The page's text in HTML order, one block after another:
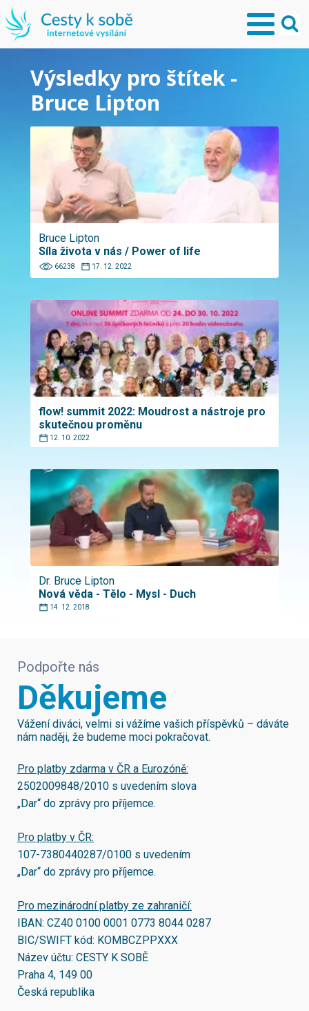
Výsledky pro štítek -
Bruce Lipton
Bruce Lipton
Síla života v nás / Power of life
66238 17. 12. 2022
flow! summit 2022: Moudrost a nástroje pro
skutečnou proměnu
12. 10. 2022
Dr. Bruce Lipton
Nová věda - Tělo - Mysl - Duch
14. 12. 2018
Podpořte nás
Děkujeme
Vážení diváci, velmi si vážíme vašich příspěvků – dáváte
nám naději, že budeme moci pokračovat.
Pro platby zdarma v ČR a Eurozóně:
2502009848/2010 s uvedením slova
„Dar“ do zprávy pro příjemce.
Pro platby v ČR:
107-7380440287/0100 s uvedením
„Dar“ do zprávy pro příjemce.
Pro mezinárodní platby ze zahraničí:
IBAN: CZ40 0100 0001 0773 8044 0287
BIC/SWIFT kód: KOMBCZPPXXX
Název účtu: CESTY K SOBĚ
Praha 4, 149 00
Česká republika